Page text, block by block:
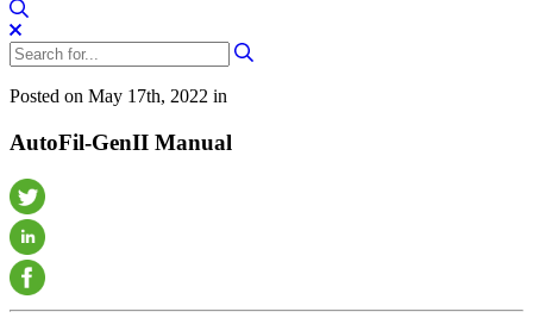
Posted on May 17th, 2022 in
AutoFil-GenII Manual